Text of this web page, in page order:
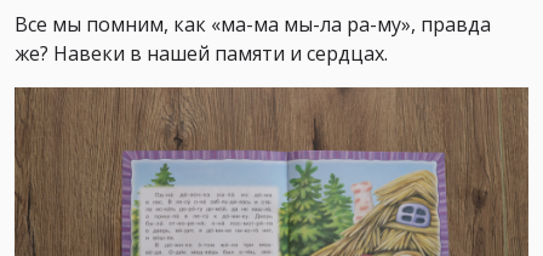
Все мы помним, как «ма-ма мы-ла ра-му», правда
же? Навеки в нашей памяти и сердцах.